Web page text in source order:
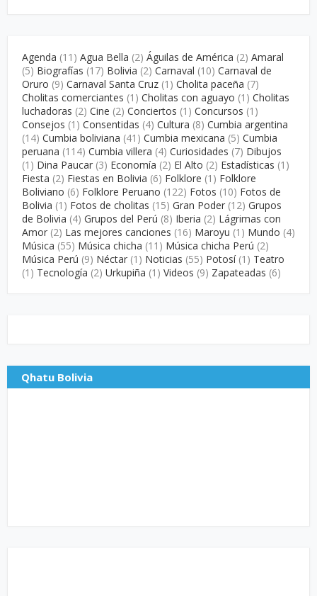
Agenda (11) Agua Bella (2) Águilas de América (2) Amaral
(5) Biografías (17) Bolivia (2) Carnaval (10) Carnaval de
Oruro (9) Carnaval Santa Cruz (1) Cholita paceña (7)
Cholitas comerciantes (1) Cholitas con aguayo (1) Cholitas
luchadoras (2) Cine (2) Conciertos (1) Concursos (1)
Consejos (1) Consentidas (4) Cultura (8) Cumbia argentina
(14) Cumbia boliviana (41) Cumbia mexicana (5) Cumbia
peruana (114) Cumbia villera (4) Curiosidades (7) Dibujos
(1) Dina Paucar (3) Economía (2) El Alto (2) Estadísticas (1)
Fiesta (2) Fiestas en Bolivia (6) Folklore (1) Folklore
Boliviano (6) Folklore Peruano (122) Fotos (10) Fotos de
Bolivia (1) Fotos de cholitas (15) Gran Poder (12) Grupos
de Bolivia (4) Grupos del Perú (8) Iberia (2) Lágrimas con
Amor (2) Las mejores canciones (16) Maroyu (1) Mundo (4)
Música (55) Música chicha (11) Música chicha Perú (2)
Música Perú (9) Néctar (1) Noticias (55) Potosí (1) Teatro
(1) Tecnología (2) Urkupiña (1) Videos (9) Zapateadas (6)
Qhatu Bolivia